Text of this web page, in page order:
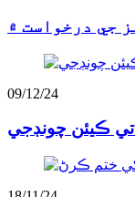
09/12/24
ڪيئن چونڊجي